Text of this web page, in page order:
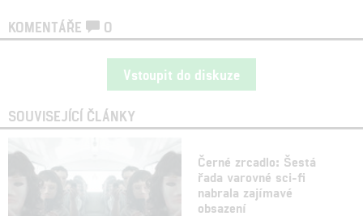
KOMENTÁŘE 0
Vstoupit do diskuze
SOUVISEJÍCÍ ČLÁNKY
Černé zrcadlo: Šestá
řada varovné sci-fi
nabrala zajímavé
obsazení